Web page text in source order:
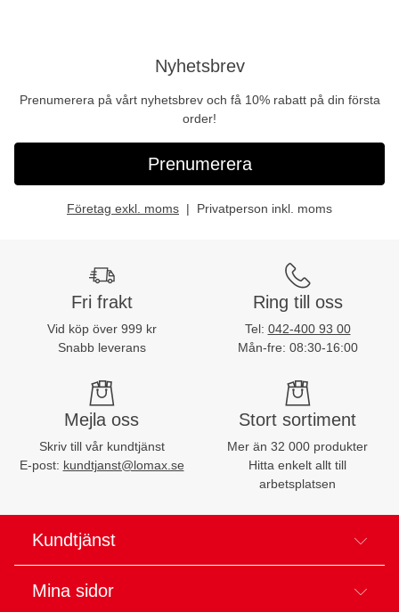
Nyhetsbrev
Prenumerera på vårt nyhetsbrev och få 10% rabatt på din första
order!
Prenumerera
Företag exkl. moms Privatperson inkl. moms
Fri frakt
Vid köp över 999 kr
Snabb leverans
Ring till oss
Tel: 042-400 93 00
Mån-fre: 08:30-16:00
Mejla oss
Skriv till vår kundtjänst
E-post: kundtjanst@lomax.se
Stort sortiment
Mer än 32 000 produkter
Hitta enkelt allt till
arbetsplatsen
Kundtjänst
Mina sidor